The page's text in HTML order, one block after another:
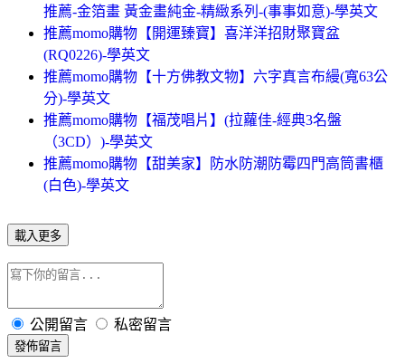
推薦-金箔畫 黃金畫純金-精緻系列-(事事如意)-學英文
推薦momo購物【開運臻寶】喜洋洋招財聚寶盆
(RQ0226)-學英文
推薦momo購物【十方佛教文物】六字真言布縵(寬63公
分)-學英文
推薦momo購物【福茂唱片】(拉蘿佳-經典3名盤
（3CD）)-學英文
推薦momo購物【甜美家】防水防潮防霉四門高筒書櫃
(白色)-學英文
載入更多
公開留言 私密留言
發佈留言